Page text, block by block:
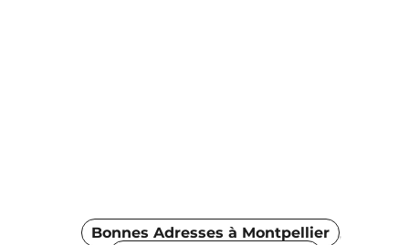
Bonnes Adresses à Montpellier